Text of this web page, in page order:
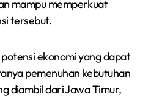
mampu memperkuat
tersebut.
ekonomi yang dapat
pemenuhan kebutuhan
diambil dari Jawa Timur,